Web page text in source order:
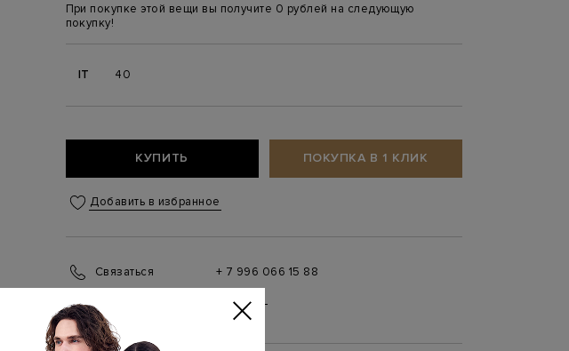
При покупке этой вещи вы получите 0 рублей на следующую
покупку!
IT 40
КУПИТЬ ПОКУПКА В 1 КЛИК
Добавить в избранное
Связаться
+ 7 996 066 15 88
(ежедневно с 10:00 до 21:00)